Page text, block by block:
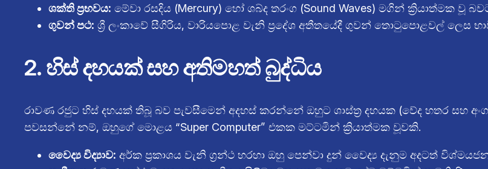
ශක්ති ප්‍රභවය: මේවා රසදිය (Mercury) හෝ ශබ්ද තරංග (Sound Waves) මගින් ක්‍රියාත්මක වූ
ගුවන් පථ: ශ්‍රී ලංකාවේ සීගිරිය, වාරියපොළ වැනි ප්‍රදේශ අතීතයේදී ගුවන් තොටුපොළවල් ලෙස
2. හිස් දහයක් සහ අතිමහත් බුද්ධිය
රාවණ රජුට හිස් දහයක් තිබූ බව පැවසීමෙන් අදහස් කරන්නේ ඔහුට ශාස්ත්‍ර දහයක (වේද හතර සහ
පවසන්නේ නම්, ඔහුගේ මොළය “Super Computer” එකක මට්ටමින් ක්‍රියාත්මක වූවකි.
වෛද්‍ය විද්‍යාව: අර්ක ප්‍රකාශය වැනි ග්‍රන්ථ හරහා ඔහු පෙන්වා දුන් වෛද්‍ය දැනුම අදටත්